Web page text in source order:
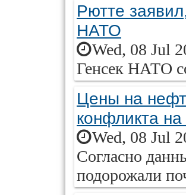
Рютте
НАТО
Wed, 08 Jul
Генсек НАТО
Цены на
конфликта
Wed, 08 Jul
Согласно
подорожали